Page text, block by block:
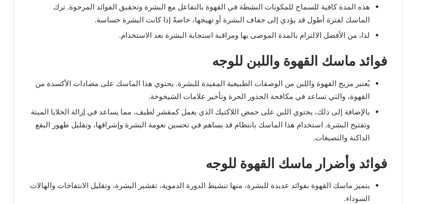
هذه المدة كافية للسماح للمكونات النشطة في القهوة بالتفاعل مع البشرة وتحقيق الفوائد المرجوة. ترك
الماسك لفترة أطول قد يؤدي إلى جفاف البشرة أو تهيجها، خاصةً إذا كانت البشرة حساسة.
لذا، من الأفضل الالتزام بالمدة الموصى بها ومراقبة استجابة البشرة بعد الاستخدام.
فوائد ماسك القهوة واللبن للوجه
يُعتبر مزيج القهوة واللبن من الوصفات الطبيعية المفيدة للبشرة. يحتوي هذا الماسك على مضادات الأكسدة من
القهوة، والتي تساعد في مكافحة الجذور الحرة وتأخير علامات الشيخوخة.
بالإضافة إلى ذلك، يحتوي اللبن على حمض اللاكتيك الذي يعمل كمقشر لطيف، مما يساعد في إزالة الخلايا الميتة
وتفتيح البشرة. استخدام هذا الماسك بانتظام قد يساهم في تحسين نعومة البشرة وإشراقها، وتقليل ظهور البقع
الداكنة والتصبغات.
فوائد وأضرار ماسك القهوة للوجه
يتميز ماسك القهوة بفوائد عديدة للبشرة، منها تنشيط الدورة الدموية، تقشير البشرة، وتقليل الانتفاخات والهالات
السوداء.